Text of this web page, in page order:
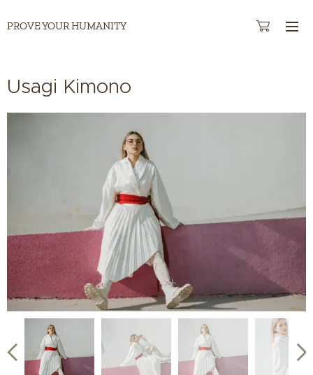
PROVE YOUR HUMANITY
Usagi Kimono